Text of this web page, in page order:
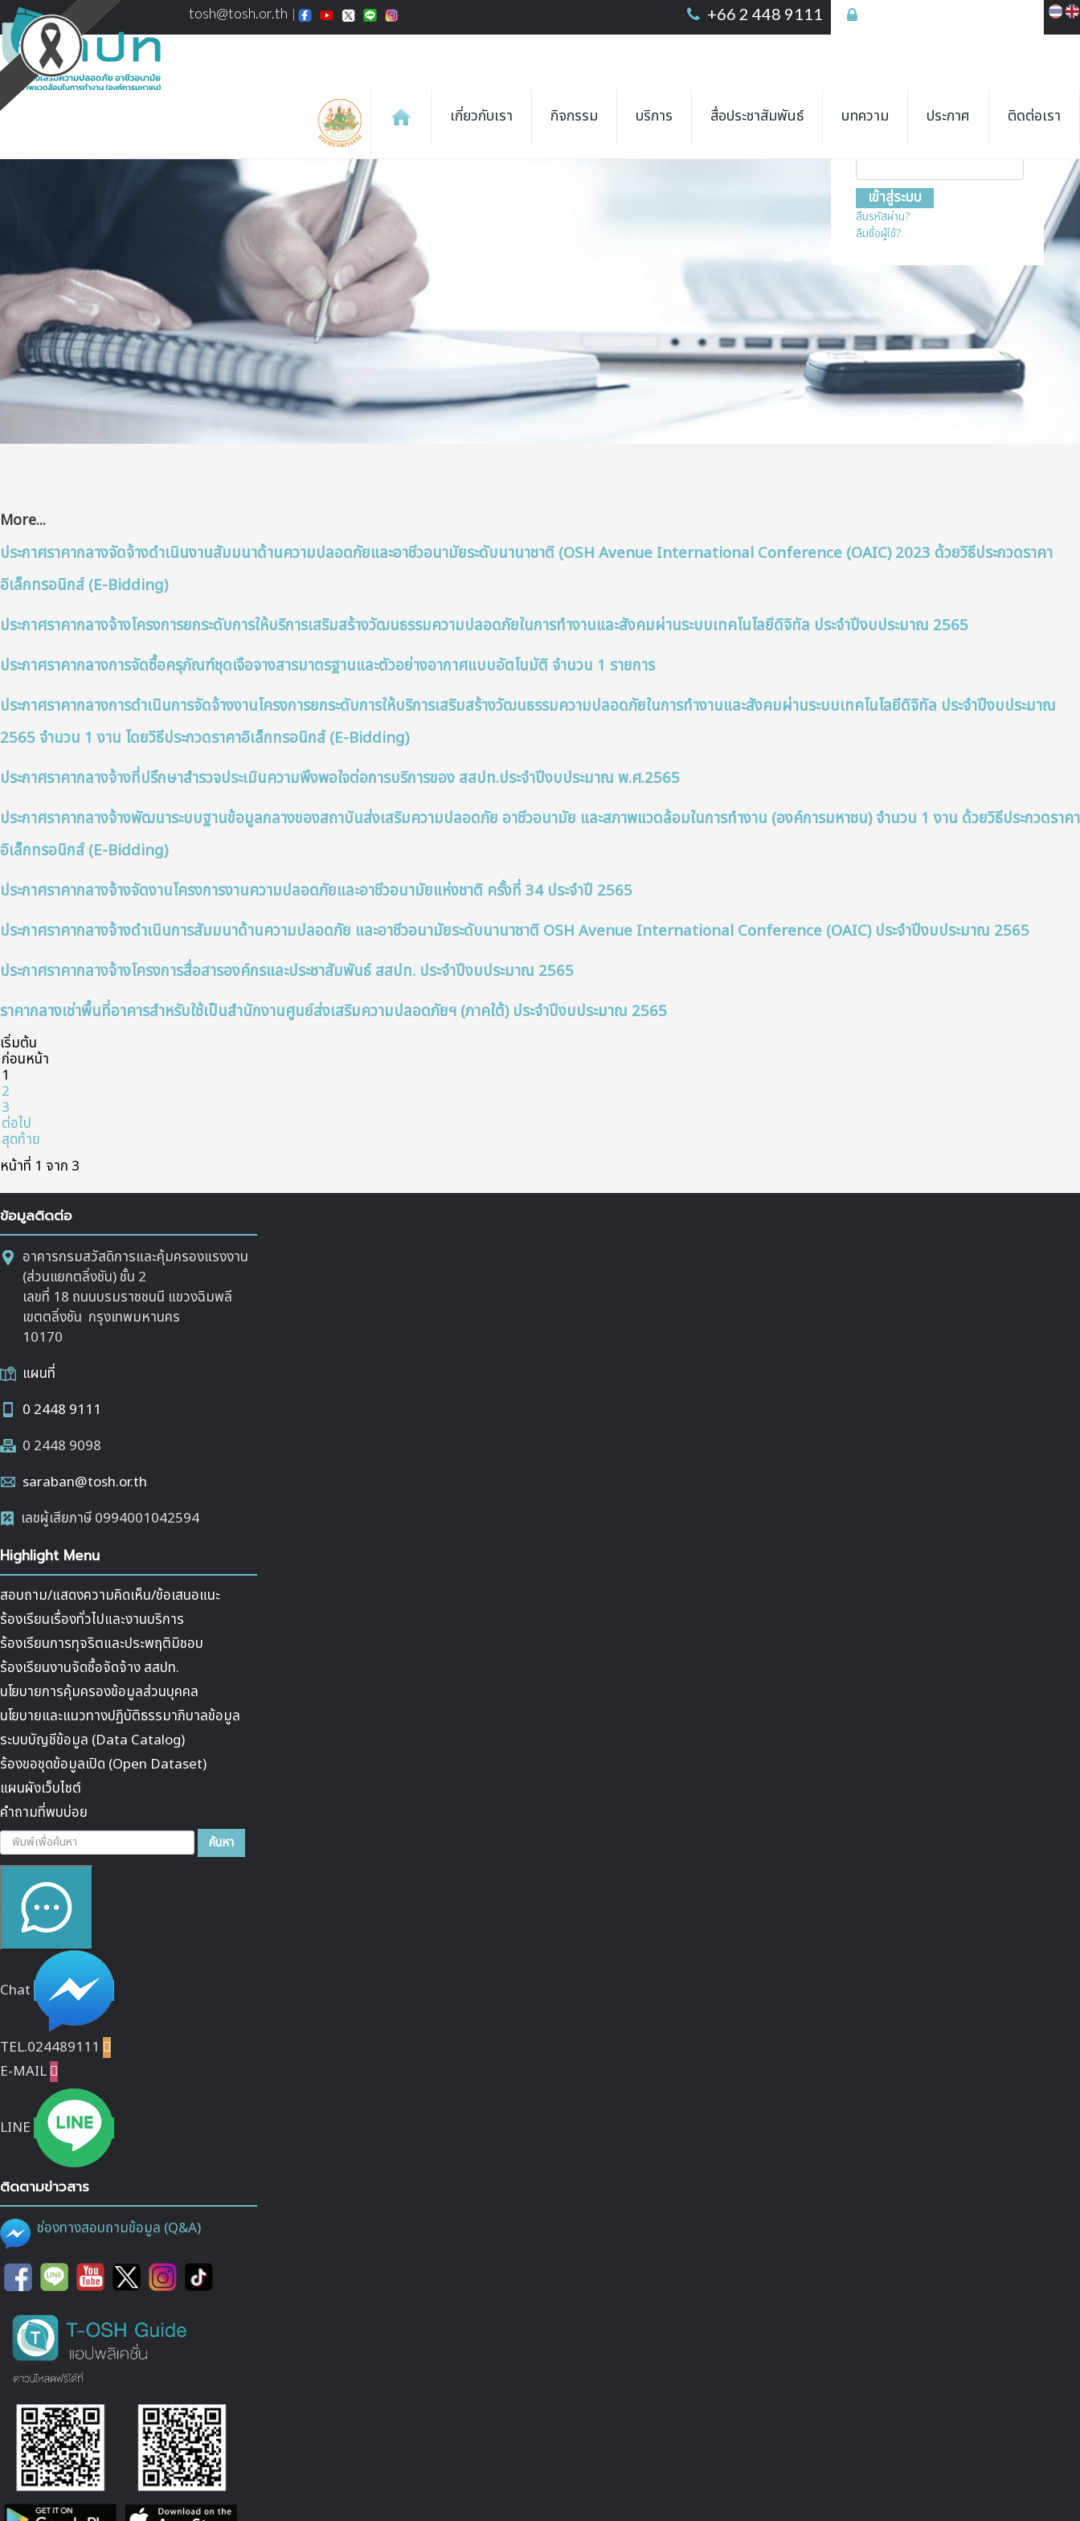
tosh@tosh.or.th +66 2 448 9111 เข้าสู่ระบบ
ลืมรหัสผ่าน?
ลืมชื่อผู้ใช้?
เกี่ยวกับเรา กิจกรรม บริการ สื่อประชาสัมพันธ์ บทความ ประกาศ ติดต่อเรา
More...
ประกาศราคากลางจัดจ้างดำเนินงานสัมมนาด้านความปลอดภัยและอาชีวอนามัยระดับนานาชาติ (OSH Avenue International Conference (OAIC) 2023 ด้วยวิธีประกวดราคา
อิเล็กทรอนิกส์ (E-Bidding)
ประกาศราคากลางจ้างโครงการยกระดับการให้บริการเสริมสร้างวัฒนธรรมความปลอดภัยในการทำงานและสังคมผ่านระบบเทคโนโลยีดิจิทัล ประจำปีงบประมาณ 2565
ประกาศราคากลางการจัดซื้อครุภัณฑ์ชุดเจือจางสารมาตรฐานและตัวอย่างอากาศแบบอัตโนมัติ จำนวน 1 รายการ
ประกาศราคากลางการดำเนินการจัดจ้างงานโครงการยกระดับการให้บริการเสริมสร้างวัฒนธรรมความปลอดภัยในการทำงานและสังคมผ่านระบบเทคโนโลยีดิจิทัล ประจำปีงบประมาณ
2565 จำนวน 1 งาน โดยวิธีประกวดราคาอิเล็กทรอนิกส์ (e-Bidding)
ประกาศราคากลางจ้างที่ปรึกษาสำรวจประเมินความพึงพอใจต่อการบริการของ สสปท.ประจำปีงบประมาณ พ.ศ.2565
ประกาศราคากลางจ้างพัฒนาระบบฐานข้อมูลกลางของสถาบันส่งเสริมความปลอดภัย อาชีวอนามัย และสภาพแวดล้อมในการทำงาน (องค์การมหาชน) จำนวน 1 งาน ด้วยวิธีประกวดราคา
อิเล็กทรอนิกส์ (e-Bidding)
ประกาศราคากลางจ้างจัดงานโครงการงานความปลอดภัยและอาชีวอนามัยแห่งชาติ ครั้งที่ 34 ประจำปี 2565
ประกาศราคากลางจ้างดำเนินการสัมมนาด้านความปลอดภัย และอาชีวอนามัยระดับนานาชาติ OSH Avenue International Conference (OAIC) ประจำปีงบประมาณ 2565
ประกาศราคากลางจ้างโครงการสื่อสารองค์กรและประชาสัมพันธ์ สสปท. ประจำปีงบประมาณ 2565
ราคากลางเช่าพื้นที่อาคารสำหรับใช้เป็นสำนักงานศูนย์ส่งเสริมความปลอดภัยฯ (ภาคใต้) ประจำปีงบประมาณ 2565
เริ่มต้น
ก่อนหน้า
1
2
3
ต่อไป
สุดท้าย
หน้าที่ 1 จาก 3
ข้อมูลติดต่อ
อาคารกรมสวัสดิการและคุ้มครองแรงงาน
(ส่วนแยกตลิ่งชัน) ชั้น 2
เลขที่ 18 ถนนบรมราชชนนี แขวงฉิมพลี
เขตตลิ่งชัน กรุงเทพมหานคร
10170
แผนที่
0 2448 9111
0 2448 9098
saraban@tosh.or.th
เลขผู้เสียภาษี 0994001042594
Highlight Menu
สอบถาม/แสดงความคิดเห็น/ข้อเสนอแนะ
ร้องเรียนเรื่องทั่วไปและงานบริการ
ร้องเรียนการทุจริตและประพฤติมิชอบ
ร้องเรียนงานจัดซื้อจัดจ้าง สสปท.
นโยบายการคุ้มครองข้อมูลส่วนบุคคล
นโยบายและแนวทางปฏิบัติธรรมาภิบาลข้อมูล
ระบบบัญชีข้อมูล (Data Catalog)
ร้องขอชุดข้อมูลเปิด (Open Dataset)
แผนผังเว็บไซต์
คำถามที่พบบ่อย
ค้นหา... ค้นหา
Chat
TEL.024489111 
E-MAIL
LINE
ติดตามข่าวสาร
ช่องทางสอบถามข้อมูล (Q&A)